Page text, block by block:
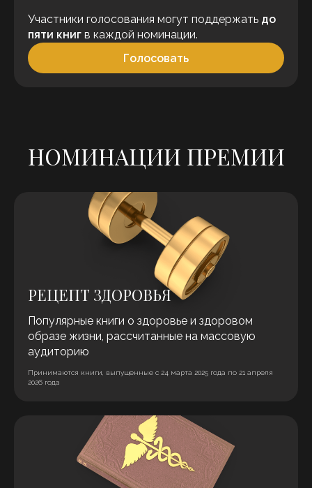
Участники голосования могут поддержать до
пяти книг в каждой номинации.
Голосовать
НОМИНАЦИИ ПРЕМИИ
РЕЦЕПТ ЗДОРОВЬЯ
Популярные книги о здоровье и здоровом
образе жизни, рассчитанные на массовую
аудиторию
Принимаются книги, выпущенные с 24 марта 2025 года по 21 апреля
2026 года